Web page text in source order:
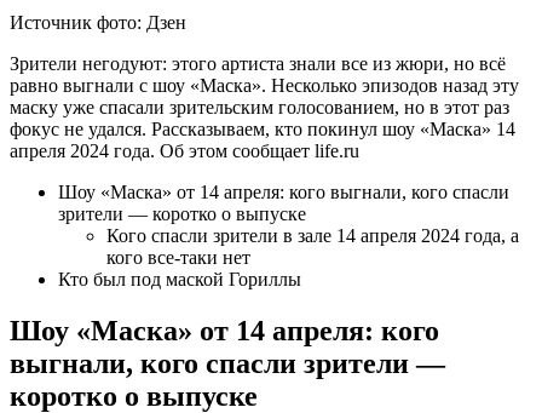
Источник фото: Дзен
Зрители негодуют: этого артиста знали все из жюри, но всё
равно выгнали с шоу «Маска». Несколько эпизодов назад эту
маску уже спасали зрительским голосованием, но в этот раз
фокус не удался. Рассказываем, кто покинул шоу «Маска» 14
апреля 2024 года. Об этом сообщает life.ru
Шоу «Маска» от 14 апреля: кого выгнали, кого спасли
зрители — коротко о выпуске
Кого спасли зрители в зале 14 апреля 2024 года, а
кого все-таки нет
Кто был под маской Гориллы
Шоу «Маска» от 14 апреля: кого
выгнали, кого спасли зрители —
коротко о выпуске